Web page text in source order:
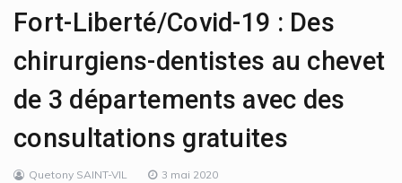
Fort-Liberté/Covid-19 : Des
chirurgiens-dentistes au chevet
de 3 départements avec des
consultations gratuites
Quetony SAINT-VIL 3 mai 2020